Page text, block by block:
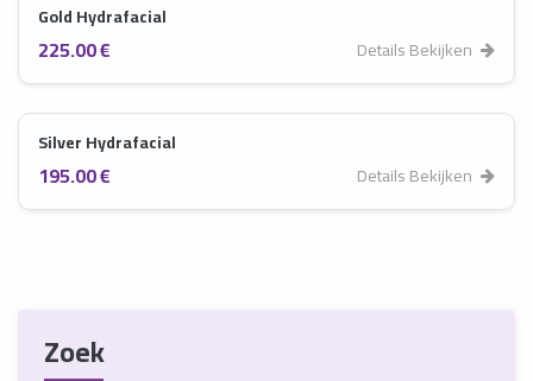
Gold Hydrafacial
225.00 € Details Bekijken
Silver Hydrafacial
195.00 € Details Bekijken
Zoek